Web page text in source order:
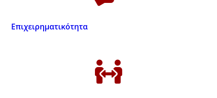
Επιχειρηματικότητα